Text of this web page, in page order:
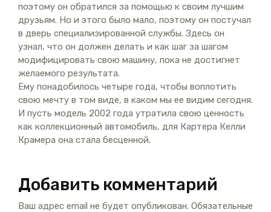
поэтому он обратился за помощью к своим лучшим
друзьям. Но и этого было мало, поэтому он постучал
в дверь специализированной службы. Здесь он
узнал, что он должен делать и как шаг за шагом
модифицировать свою машину, пока не достигнет
желаемого результата.
Ему понадобилось четыре года, чтобы воплотить
свою мечту в том виде, в каком мы ее видим сегодня.
И пусть модель 2002 года утратила свою ценность
как коллекционный автомобиль, для Картера Келли
Крамера она стала бесценной.
Добавить комментарий
Ваш адрес email не будет опубликован. Обязательные